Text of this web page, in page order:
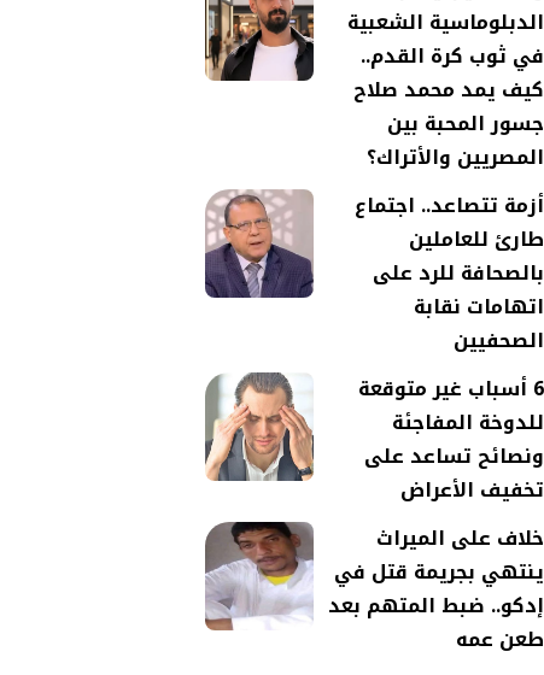
الدبلوماسية الشعبية
في ثوب كرة القدم..
كيف يمد محمد صلاح
جسور المحبة بين
المصريين والأتراك؟
أزمة تتصاعد.. اجتماع
طارئ للعاملين
بالصحافة للرد على
اتهامات نقابة
الصحفيين
6 أسباب غير متوقعة
للدوخة المفاجئة
ونصائح تساعد على
تخفيف الأعراض
خلاف على الميراث
ينتهي بجريمة قتل في
إدكو.. ضبط المتهم بعد
طعن عمه